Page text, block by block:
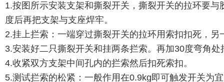
1.按图所示安装支架和撕裂开关，撕裂开关的拉环要
度后再把支架与支座焊牢。
2.挂上拦索：一端穿过撕裂开关的拉环用索扣扣死，
3.安装好二只撕裂开关和挂两条拦索。再加30度弯角
4.收紧双方支架中间孔内的拦索然后扣死索扣。
5.测试拦索的松紧：一般作用在0.9kg即可触发开关为